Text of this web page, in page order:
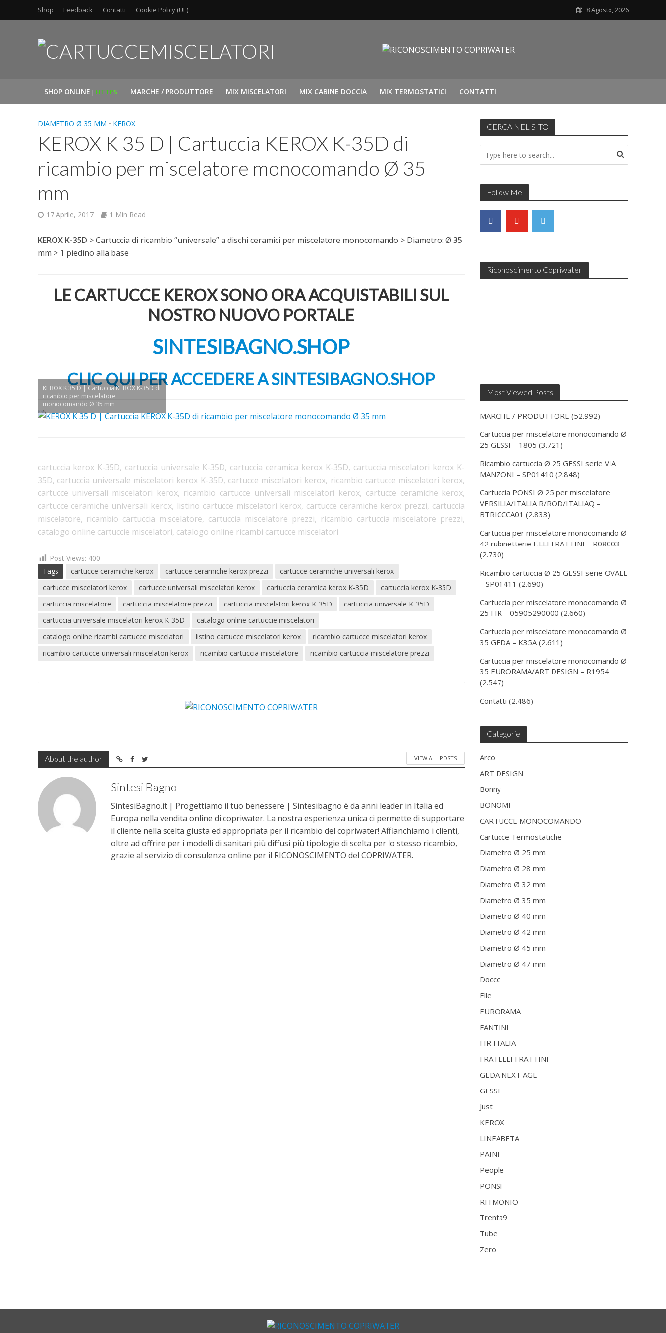
Shop Feedback Contatti Cookie Policy (UE) 8 Agosto, 2026
SHOP ONLINE | HTTPS MARCHE / PRODUTTORE MIX MISCELATORI MIX CABINE DOCCIA MIX TERMOSTATICI CONTATTI
DIAMETRO Ø 35 MM • KEROX
KEROX K 35 D | Cartuccia KEROX K-35D di
ricambio per miscelatore monocomando Ø 35
mm
17 Aprile, 2017 1 Min Read
KEROX K-35D > Cartuccia di ricambio “universale” a dischi ceramici per miscelatore monocomando > Diametro: Ø 35
mm > 1 piedino alla base
LE CARTUCCE KEROX SONO ORA ACQUISTABILI SUL
NOSTRO NUOVO PORTALE
SINTESIBAGNO.SHOP
CLIC QUI PER ACCEDERE A SINTESIBAGNO.SHOP
KEROX K 35 D | Cartuccia KEROX K-35D di
ricambio per miscelatore
monocomando Ø 35 mm
cartuccia kerox K-35D, cartuccia universale K-35D, cartuccia ceramica kerox K-35D, cartuccia miscelatori kerox K-
35D, cartuccia universale miscelatori kerox K-35D, cartucce miscelatori kerox, ricambio cartucce miscelatori kerox,
cartucce universali miscelatori kerox, ricambio cartucce universali miscelatori kerox, cartucce ceramiche kerox,
cartucce ceramiche universali kerox, listino cartucce miscelatori kerox, cartucce ceramiche kerox prezzi, cartuccia
miscelatore, ricambio cartuccia miscelatore, cartuccia miscelatore prezzi, ricambio cartuccia miscelatore prezzi,
catalogo online cartuccie miscelatori, catalogo online ricambi cartucce miscelatori
Post Views: 400
Tags
cartucce ceramiche kerox cartucce ceramiche kerox prezzi
cartucce ceramiche universali kerox
cartucce miscelatori kerox
cartucce universali miscelatori kerox cartuccia ceramica kerox K-35D
cartuccia kerox K-35D
cartuccia miscelatore
cartuccia miscelatore prezzi cartuccia miscelatori kerox K-35D
cartuccia universale K-35D
cartuccia universale miscelatori kerox K-35D
catalogo online cartuccie miscelatori
catalogo online ricambi cartucce miscelatori
listino cartucce miscelatori kerox
ricambio cartucce miscelatori kerox
ricambio cartucce universali miscelatori kerox
ricambio cartuccia miscelatore ricambio cartuccia miscelatore prezzi
About the author VIEW ALL POSTS
Sintesi Bagno
SintesiBagno.it | Progettiamo il tuo benessere | Sintesibagno è da anni leader in Italia ed
Europa nella vendita online di copriwater. La nostra esperienza unica ci permette di supportare
il cliente nella scelta giusta ed appropriata per il ricambio del copriwater! Affianchiamo i clienti,
oltre ad offrire per i modelli di sanitari più diffusi più tipologie di scelta per lo stesso ricambio,
grazie al servizio di consulenza online per il RICONOSCIMENTO del COPRIWATER.
CERCA NEL SITO
Follow Me
Riconoscimento Copriwater
Most Viewed Posts
MARCHE / PRODUTTORE (52.992)
Cartuccia per miscelatore monocomando Ø
25 GESSI – 1805 (3.721)
Ricambio cartuccia Ø 25 GESSI serie VIA
MANZONI – SP01410 (2.848)
Cartuccia PONSI Ø 25 per miscelatore
VERSILIA/ITALIA R/ROD/ITALIAQ –
BTRICCCA01 (2.833)
Cartuccia per miscelatore monocomando Ø
42 rubinetterie F.LLI FRATTINI – R08003
(2.730)
Ricambio cartuccia Ø 25 GESSI serie OVALE
– SP01411 (2.690)
Cartuccia per miscelatore monocomando Ø
25 FIR – 05905290000 (2.660)
Cartuccia per miscelatore monocomando Ø
35 GEDA – K35A (2.611)
Cartuccia per miscelatore monocomando Ø
35 EURORAMA/ART DESIGN – R1954
(2.547)
Contatti (2.486)
Categorie
Arco
ART DESIGN
Bonny
BONOMI
CARTUCCE MONOCOMANDO
Cartucce Termostatiche
Diametro Ø 25 mm
Diametro Ø 28 mm
Diametro Ø 32 mm
Diametro Ø 35 mm
Diametro Ø 40 mm
Diametro Ø 42 mm
Diametro Ø 45 mm
Diametro Ø 47 mm
Docce
Elle
EURORAMA
FANTINI
FIR ITALIA
FRATELLI FRATTINI
GEDA NEXT AGE
GESSI
Just
KEROX
LINEABETA
PAINI
People
PONSI
RITMONIO
Trenta9
Tube
Zero